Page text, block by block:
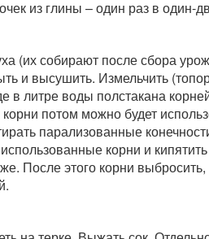
из глины – один раз в один-
(их собирают после сбора
и высушить. Измельчить
в литре воды полстакана
потом можно будет
парализованные
использованные корни и
После этого корни